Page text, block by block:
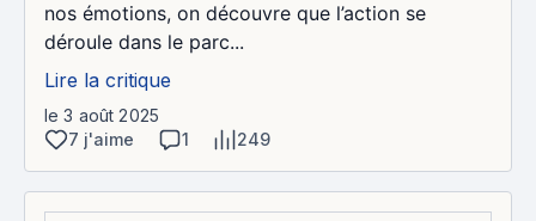
nos émotions, on découvre que l’action se
déroule dans le parc...
Lire la critique
le 3 août 2025
7 j'aime
1 249